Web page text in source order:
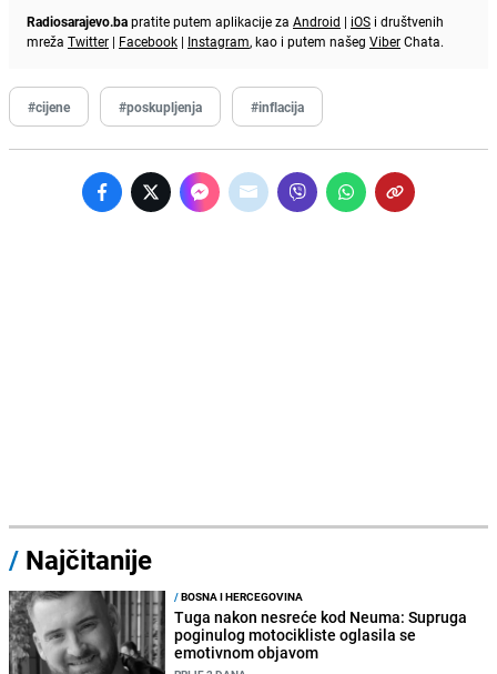
Radiosarajevo.bapratite putem aplikacije za Android | iOS i društvenih
mreža Twitter | Facebook | Instagram, kao i putem našeg ViberChata.
#cijene #poskupljenja #inflacija
/ Najčitanije
/BOSNA I HERCEGOVINA
Tuga nakon nesreće kod Neuma: Supruga
poginulog motocikliste oglasila se
emotivnom objavom